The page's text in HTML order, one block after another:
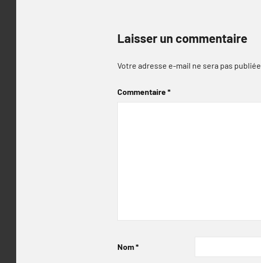
Laisser un commentaire
Votre adresse e-mail ne sera pas publiée.
Commentaire*
Nom*